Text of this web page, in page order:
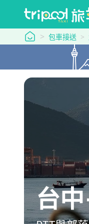
tripool 旅步
包車接送
台